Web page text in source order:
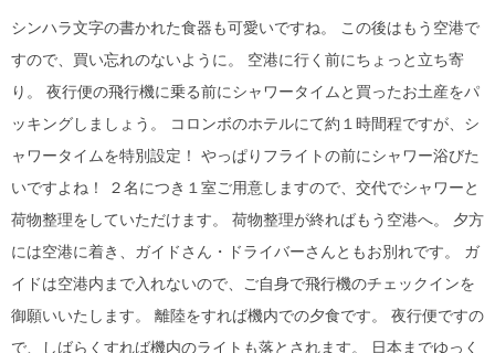
シンハラ文字の書かれた食器も可愛いですね。 この後はもう空港で
すので、買い忘れのないように。 空港に行く前にちょっと立ち寄
り。 夜行便の飛行機に乗る前にシャワータイムと買ったお土産をパ
ッキングしましょう。 コロンボのホテルにて約１時間程ですが、シ
ャワータイムを特別設定！ やっぱりフライトの前にシャワー浴びた
いですよね！ ２名につき１室ご用意しますので、交代でシャワーと
荷物整理をしていただけます。 荷物整理が終ればもう空港へ。 夕方
には空港に着き、ガイドさん・ドライバーさんともお別れです。 ガ
イドは空港内まで入れないので、ご自身で飛行機のチェックインを
御願いいたします。 離陸をすれば機内での夕食です。 夜行便ですの
で、しばらくすれば機内のライトも落とされます。 日本までゆっく